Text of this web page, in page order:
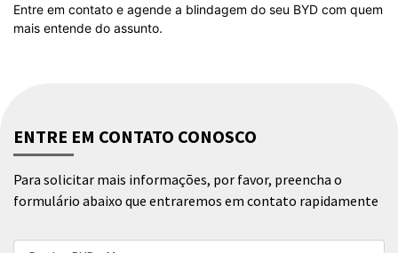
Entre em contato e agende a blindagem do seu BYD com quem
mais entende do assunto.
ENTRE EM CONTATO CONOSCO
Para solicitar mais informações, por favor, preencha o
formulário abaixo que entraremos em contato rapidamente